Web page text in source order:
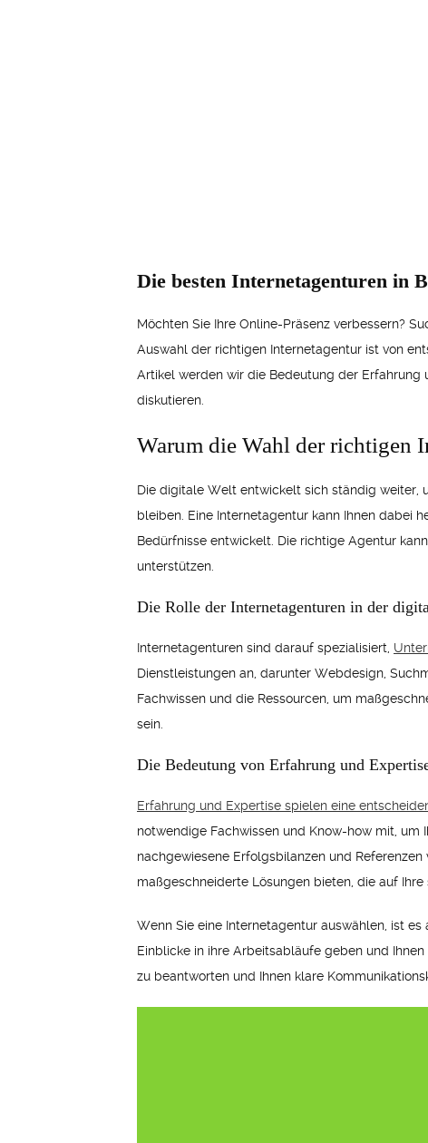
Die besten Internetagenturen in
Möchten Sie Ihre Online-Präsenz verbessern?
Auswahl der richtigen Internetagentur ist von
Artikel werden wir die Bedeutung der Erfahrung
diskutieren.
Warum die Wahl der richtigen
Die digitale Welt entwickelt sich ständig weiter,
bleiben. Eine Internetagentur kann Ihnen dabei
Bedürfnisse entwickelt. Die richtige Agentur
unterstützen.
Die Rolle der Internetagenturen in der
Internetagenturen sind darauf spezialisiert,
Dienstleistungen an, darunter Webdesign,
Fachwissen und die Ressourcen, um
sein.
Die Bedeutung von Erfahrung und
Erfahrung und Expertise spielen eine
notwendige Fachwissen und Know-how mit,
nachgewiesene Erfolgsbilanzen und
maßgeschneiderte Lösungen bieten, die auf
Wenn Sie eine Internetagentur auswählen, ist
Einblicke in ihre Arbeitsabläufe geben und
zu beantworten und Ihnen klare